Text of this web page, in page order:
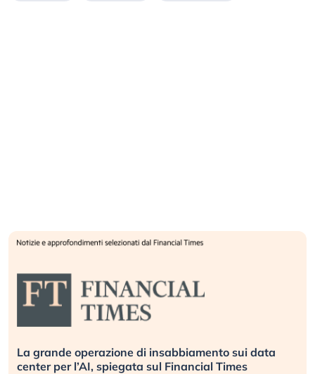
La grande operazione di insabbiamento sui data
center per l’AI, spiegata sul Financial Times